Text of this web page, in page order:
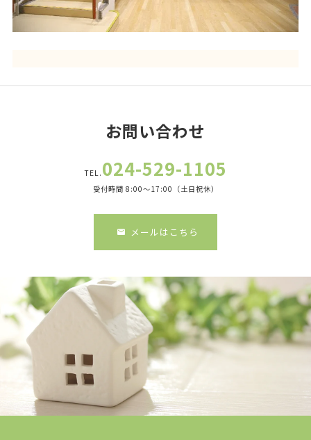
お問い合わせ
TEL. 024-529-1105
受付時間 8:00～17:00（土日祝休）
メールはこちら